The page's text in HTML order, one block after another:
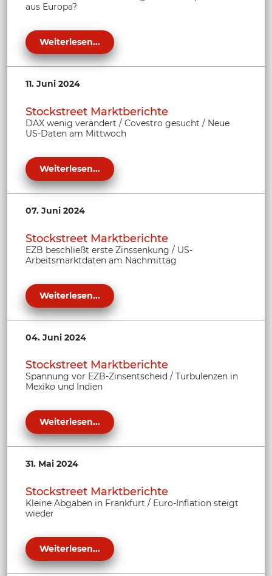
aus Europa?
Weiterlesen...
11. Juni 2024
Stockstreet Marktberichte
DAX wenig verändert / Covestro gesucht / Neue
US-Daten am Mittwoch
Weiterlesen...
07. Juni 2024
Stockstreet Marktberichte
EZB beschließt erste Zinssenkung / US-
Arbeitsmarktdaten am Nachmittag
Weiterlesen...
04. Juni 2024
Stockstreet Marktberichte
Spannung vor EZB-Zinsentscheid / Turbulenzen in
Mexiko und Indien
Weiterlesen...
31. Mai 2024
Stockstreet Marktberichte
Kleine Abgaben in Frankfurt / Euro-Inflation steigt
wieder
Weiterlesen...